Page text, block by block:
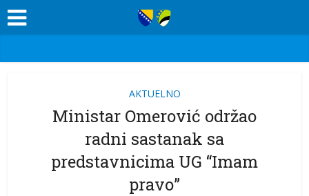
AKTUELNO
Ministar Omerović održao
radni sastanak sa
predstavnicima UG “Imam
pravo”